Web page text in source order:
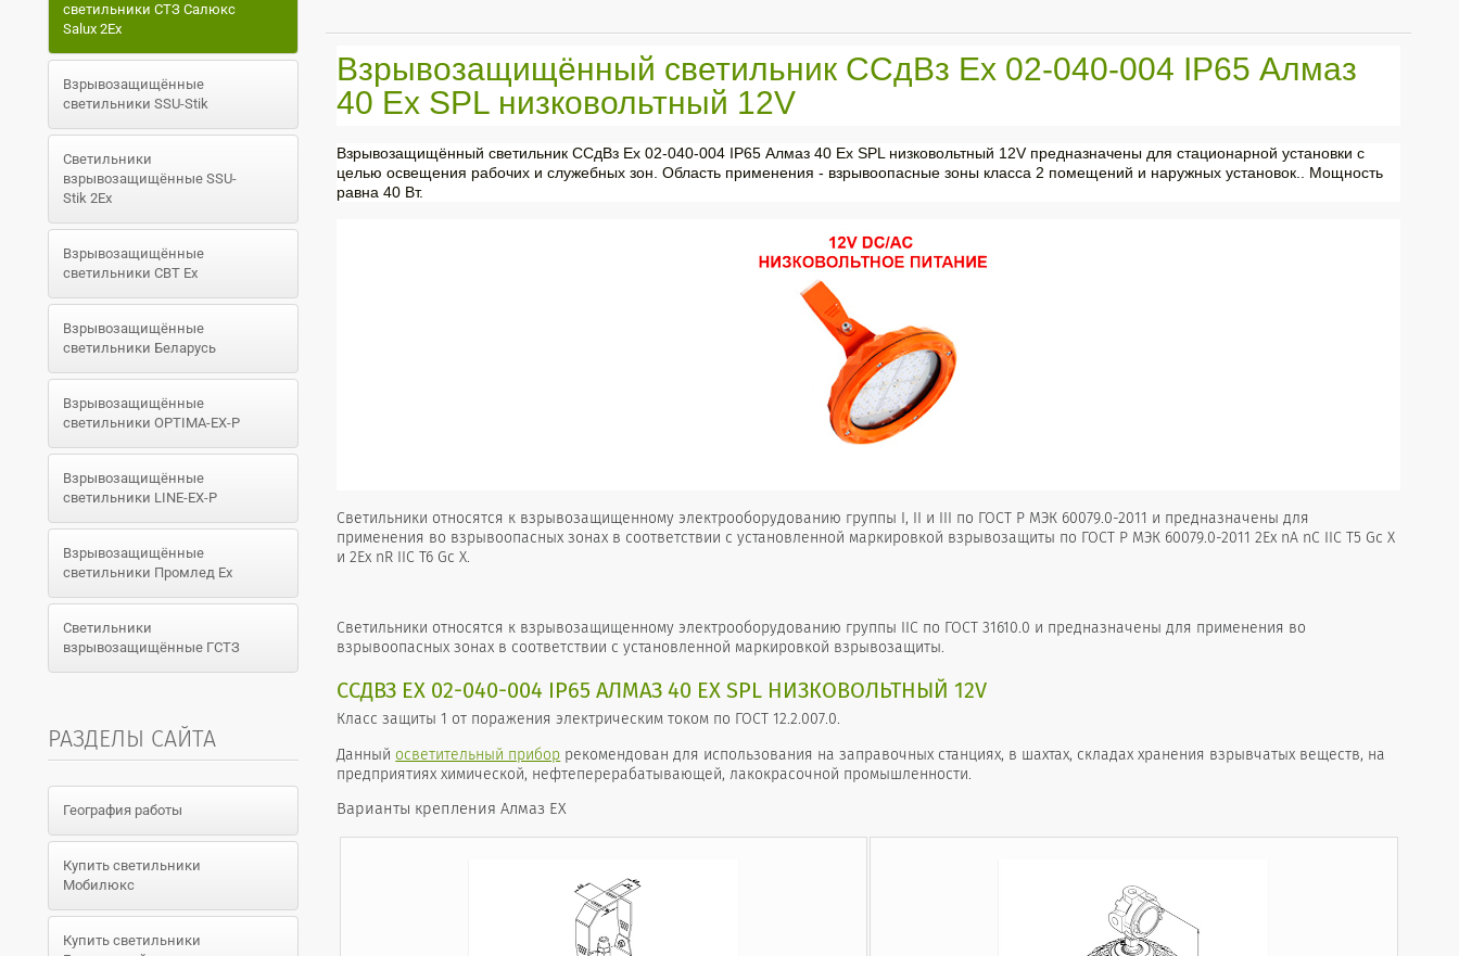
светильники СТЗ Салюкс
Salux 2Ex
Взрывозащищённые
светильники SSU-Stik
Светильники
взрывозащищённые SSU-
Stik 2Ex
Взрывозащищённые
светильники СВТ Ex
Взрывозащищённые
светильники Беларусь
Взрывозащищённые
светильники OPTIMA-EX-P
Взрывозащищённые
светильники LINE-EX-P
Взрывозащищённые
светильники Промлед Ex
Светильники
взрывозащищённые ГСТЗ
РАЗДЕЛЫ САЙТА
География работы
Купить светильники
Мобилюкс
Купить светильники
Взрывозащищённый светильник ССдВз Ех 02-040-004 IP65 Алмаз
40 Ех SPL низковольтный 12V
Взрывозащищённый светильник ССдВз Ех 02-040-004 IP65 Алмаз 40 Ех SPL низковольтный 12V предназначены для стационарной установки с
целью освещения рабочих и служебных зон. Область применения - взрывоопасные зоны класса 2 помещений и наружных установок.. Мощность
равна 40 Вт.
Светильники относятся к взрывозащищенному электрооборудованию группы I, II и III по ГОСТ Р МЭК 60079.0-2011 и предназначены для
применения во взрывоопасныхзонах в соответствии с установленной маркировкой взрывозащиты по ГОСТ Р МЭК 60079.0-2011 2Ех nA nC IIC T5 Gc X
и 2Ex nR IIC T6 Gc X.
Светильники относятся к взрывозащищенному электрооборудованию группы IIС по ГОСТ 31610.0 и предназначены для применения во
взрывоопасных зонах в соответствии с установленной маркировкой взрывозащиты.
ССДВЗ ЕХ 02-040-004 IP65 АЛМАЗ 40 ЕХ SPL НИЗКОВОЛЬТНЫЙ 12V
Класс защиты 1 от поражения электрическим током по ГОСТ 12.2.007.0.
Данный осветительный прибор рекомендован для использования на заправочных станциях, в шахтах, складах хранения взрывчатых веществ, на
предприятиях химической, нефтеперерабатывающей, лакокрасочной промышленности.
Варианты крепления Алмаз EX